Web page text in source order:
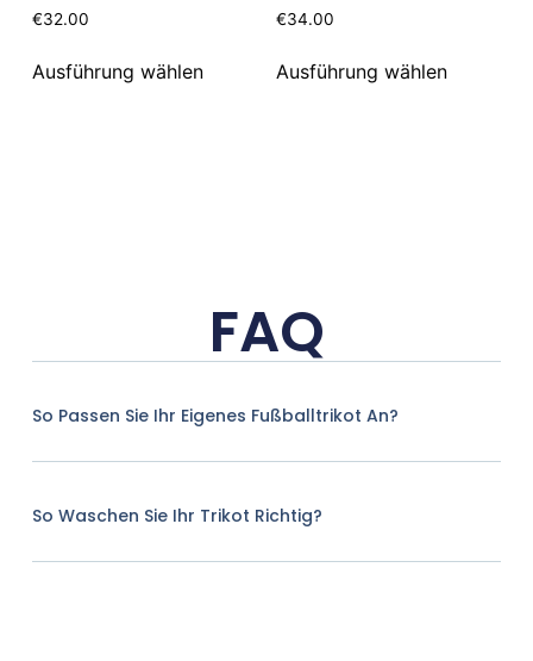
€32.00
Ausführung wählen
€34.00
Ausführung wählen
FAQ
So Passen Sie Ihr Eigenes Fußballtrikot An?
So Waschen Sie Ihr Trikot Richtig?